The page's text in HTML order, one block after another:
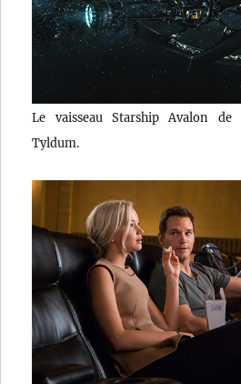
Le vaisseau Starship Avalon de
Tyldum.